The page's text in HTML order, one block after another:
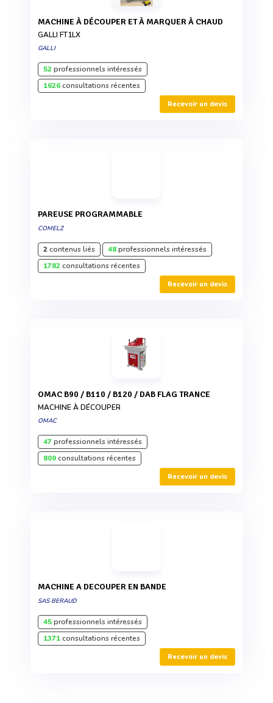
MACHINE À DÉCOUPER ET À MARQUER À CHAUD
GALLI FT1LX
GALLI
52professionnels intéressés
1626consultations récentes
Recevoir un devis
PAREUSE PROGRAMMABLE
COMELZ
2contenus liés 48professionnels intéressés
1782consultations récentes
Recevoir un devis
OMAC B90 / B110 / B120 / DAB FLAG TRANCE
MACHINE À DÉCOUPER
OMAC
47professionnels intéressés
809consultations récentes
Recevoir un devis
MACHINE A DECOUPER EN BANDE
SAS BERAUD
45professionnels intéressés
1371consultations récentes
Recevoir un devis